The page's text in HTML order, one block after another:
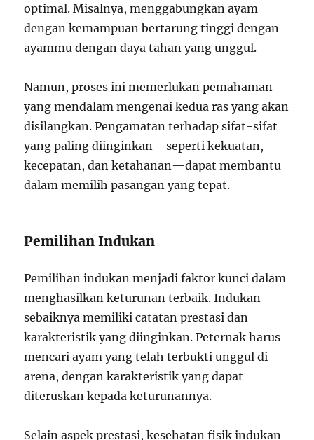
optimal. Misalnya, menggabungkan ayam
dengan kemampuan bertarung tinggi dengan
ayammu dengan daya tahan yang unggul.
Namun, proses ini memerlukan pemahaman
yang mendalam mengenai kedua ras yang akan
disilangkan. Pengamatan terhadap sifat-sifat
yang paling diinginkan—seperti kekuatan,
kecepatan, dan ketahanan—dapat membantu
dalam memilih pasangan yang tepat.
Pemilihan Indukan
Pemilihan indukan menjadi faktor kunci dalam
menghasilkan keturunan terbaik. Indukan
sebaiknya memiliki catatan prestasi dan
karakteristik yang diinginkan. Peternak harus
mencari ayam yang telah terbukti unggul di
arena, dengan karakteristik yang dapat
diteruskan kepada keturunannya.
Selain aspek prestasi, kesehatan fisik indukan